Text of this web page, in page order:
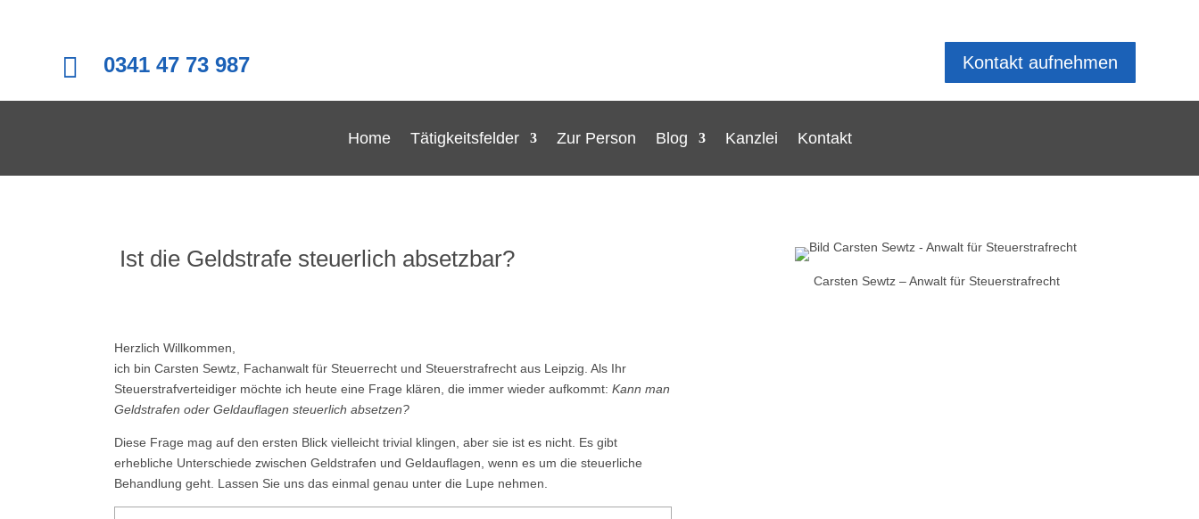
 0341 47 73 987 Kontakt aufnehmen
Home Tätigkeitsfelder Zur Person Blog Kanzlei Kontakt
Ist die Geldstrafe steuerlich absetzbar?
Herzlich Willkommen,
ich bin Carsten Sewtz, Fachanwalt für Steuerrecht und Steuerstrafrecht aus Leipzig. Als Ihr
Steuerstrafverteidiger möchte ich heute eine Frage klären, die immer wieder aufkommt: Kann man
Geldstrafen oder Geldauflagen steuerlich absetzen?
Diese Frage mag auf den ersten Blick vielleicht trivial klingen, aber sie ist es nicht. Es gibt
erhebliche Unterschiede zwischen Geldstrafen und Geldauflagen, wenn es um die steuerliche
Behandlung geht. Lassen Sie uns das einmal genau unter die Lupe nehmen.
Carsten Sewtz – Anwalt für Steuerstrafrecht